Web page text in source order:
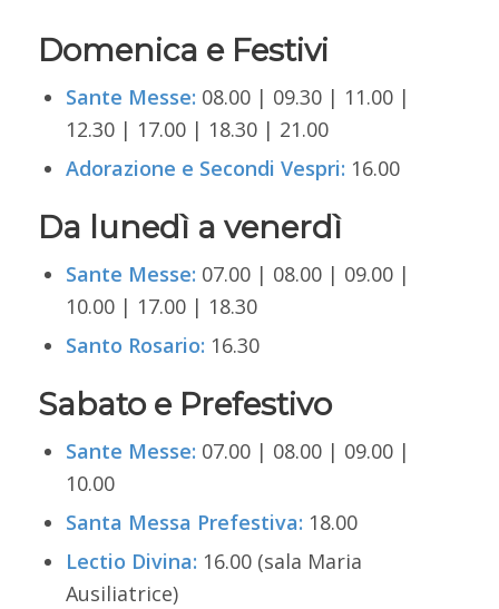
Domenica e Festivi
Sante Messe: 08.00 | 09.30 | 11.00 |
12.30 | 17.00 | 18.30 | 21.00
Adorazione e Secondi Vespri: 16.00
Da lunedì a venerdì
Sante Messe: 07.00 | 08.00 | 09.00 |
10.00 | 17.00 | 18.30
Santo Rosario: 16.30
Sabato e Prefestivo
Sante Messe: 07.00 | 08.00 | 09.00 |
10.00
Santa Messa Prefestiva: 18.00
Lectio Divina: 16.00 (sala Maria
Ausiliatrice)